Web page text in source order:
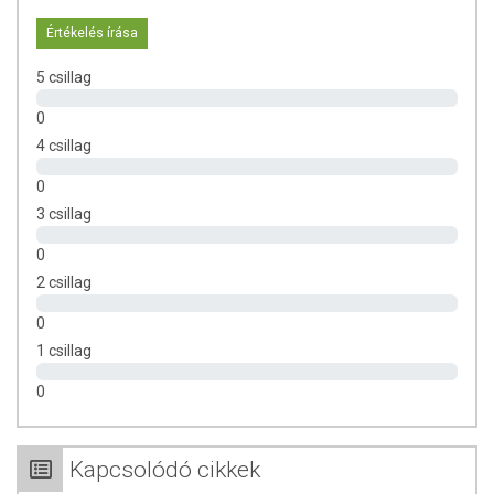
a normál energiatermelő anyagcsere fenntartása
a vas anyagcseréjének támogatása
a bőr egészségének megőrzése
változhatnak a környezeti feltételektől függően, illetve az idő
szívhatja, ezért összeállhat, csomóssá válhat. Ez a minőségét
feloldva
Értékelés írása
5 csillag
0
4 csillag
0
3 csillag
0
2 csillag
0
1 csillag
0
Kapcsolódó cikkek